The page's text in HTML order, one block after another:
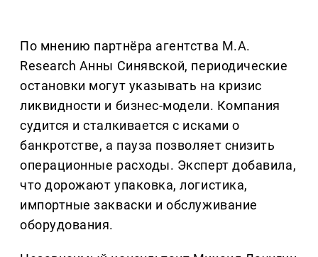
По мнению партнёра агентства M.A.
Research Анны Синявской, периодические
остановки могут указывать на кризис
ликвидности и бизнес-модели. Компания
судится и сталкивается с исками о
банкротстве, а пауза позволяет снизить
операционные расходы. Эксперт добавила,
что дорожают упаковка, логистика,
импортные закваски и обслуживание
оборудования.